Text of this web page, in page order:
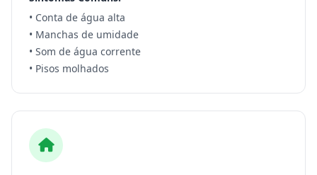
• Conta de água alta
• Manchas de umidade
• Som de água corrente
• Pisos molhados